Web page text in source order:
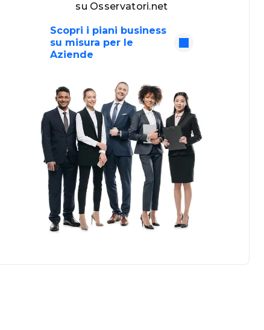
su Osservatori.net
Scopri i piani business
su misura per le
Aziende